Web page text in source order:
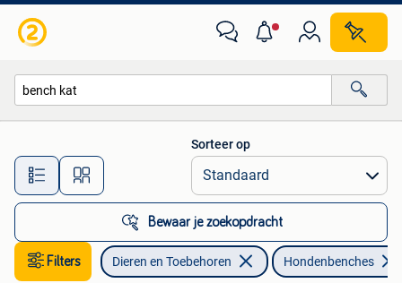
Alle afstanden…
Sorteer op
Bewaar je zoekopdracht
Filters Dieren en Toebehoren Hondenbenches